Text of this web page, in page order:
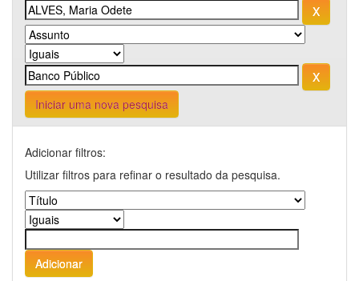
Iniciar uma nova pesquisa
Adicionar filtros:
Utilizar filtros para refinar o resultado da pesquisa.